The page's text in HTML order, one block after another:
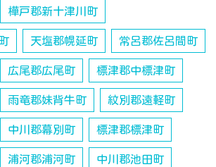
樺戸郡新十津川町
天塩郡幌延町 常呂郡佐呂間町
広尾郡広尾町 標津郡中標津町
雨竜郡妹背牛町 紋別郡遠軽町
中川郡幕別町 標津郡標津町
浦河郡浦河町 中川郡池田町